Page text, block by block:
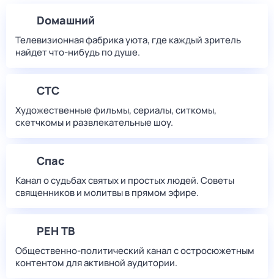
Dомашний
Телевизионная фабрика уюта, где каждый зритель
найдет что‑нибудь по душе.
СТС
Художественные фильмы, сериалы, ситкомы,
скетчкомы и развлекательные шоу.
Спас
Канал о судьбах святых и простых людей. Советы
священников и молитвы в прямом эфире.
РЕН ТВ
Общественно-политический канал с остросюжетным
контентом для активной аудитории.